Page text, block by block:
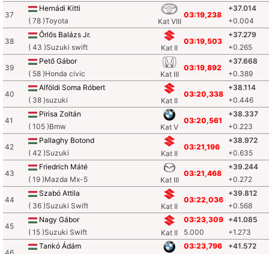
37
Hernádi Kitti
( 78 )Toyota
Kat VIII
03:19,238
+37.014
+0.004
38
Őrlős Balázs Jr.
( 43 )Suzuki swift
Kat II
03:19,503
+37.279
+0.265
39
Pető Gábor
( 58 )Honda civic
Kat III
03:19,892
+37.668
+0.389
40
Alföldi Soma Róbert
( 38 )suzuki
Kat II
03:20,338
+38.114
+0.446
41
Pirisa Zoltán
( 105 )Bmw
Kat V
03:20,561
+38.337
+0.223
42
Pallaghy Botond
( 42 )Suzuki
Kat II
03:21,196
+38.972
+0.635
43
Friedrich Máté
( 19 )Mazda Mx-5
Kat III
03:21,468
+39.244
+0.272
44
Szabó Attila
( 36 )Suzuki Swift
Kat II
03:22,036
+39.812
+0.568
45
Nagy Gábor
( 15 )Suzuki Swift
Kat II
03:23,309
5.000
+41.085
+1.273
Tankó Ádám 03:23,796 +41.572